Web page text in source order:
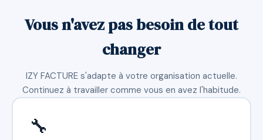
Vous n'avez pas besoin de tout
changer
IZY FACTURE s'adapte à votre organisation actuelle.
Continuez à travailler comme vous en avez l'habitude.
🔧